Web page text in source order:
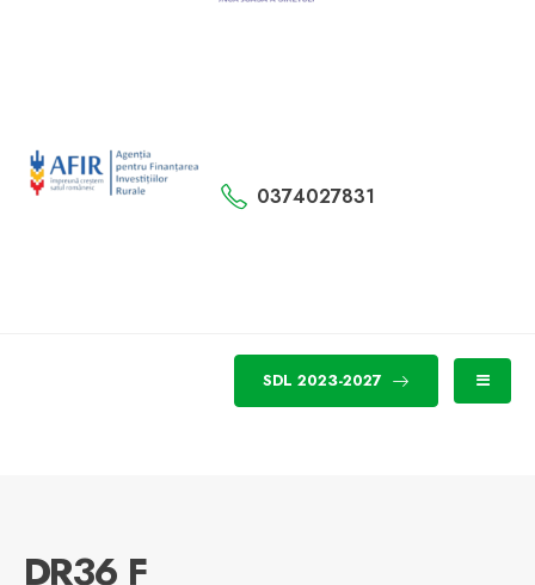
0374027831
SDL 2023-2027
DR36 F